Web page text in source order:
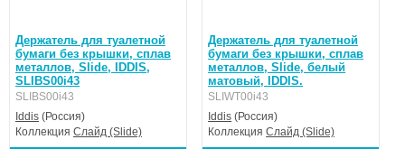
Держатель для туалетной
бумаги без крышки, сплав
металлов, Slide, IDDIS,
SLIBS00i43
SLIBS00i43
Iddis (Россия)
Коллекция Слайд (Slide)
Держатель для туалетной
бумаги без крышки, сплав
металлов, Slide, белый
матовый, IDDIS.
SLIWT00i43
Iddis (Россия)
КоллекцияСлайд (Slide)